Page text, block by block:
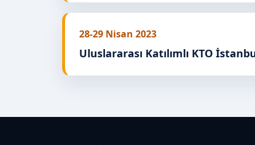
28-29 Nisan 2023
Uluslararası Katılımlı KTO